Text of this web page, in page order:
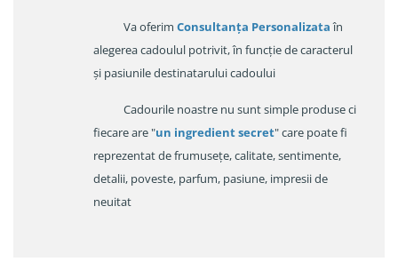
Va oferim Consultanța Personalizataîn
alegerea cadoulul potrivit, în funcție de caracterul
și pasiunile destinatarului cadoului
Cadourile noastre nu sunt simple produse ci
fiecare are "un ingredient secret" care poate fi
reprezentat de frumusețe, calitate, sentimente,
detalii, poveste, parfum, pasiune, impresii de
neuitat